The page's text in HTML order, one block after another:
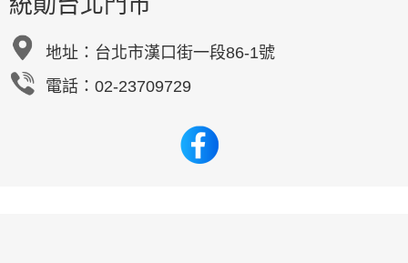
地址： 台北市漢口街一段86-1號
電話：02-23709729